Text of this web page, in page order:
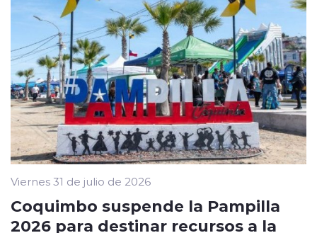
Viernes 31 de julio de 2026
Coquimbo suspende la Pampilla
2026 para destinar recursos a la